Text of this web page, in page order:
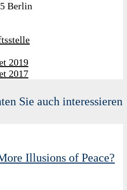
Berlin
2019
2017
Sie auch interessieren
Illusions of Peace?